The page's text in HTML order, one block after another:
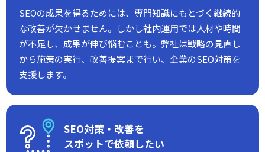
SEOの成果を得るためには、専門知識にもとづく継続的
な改善が欠かせません。しかし社内運用では人材や時間
が不足し、成果が伸び悩むことも。弊社は戦略の見直し
から施策の実行、改善提案まで行い、企業のSEO対策を
支援します。
SEO対策・改善を
スポットで依頼したい